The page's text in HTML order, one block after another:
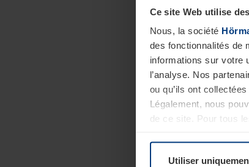
Ce site Web utilise
Nous, la société
des fonctionnalités de
informations sur votre
l’analyse. Nos
ou qu’ils ont
Légalement, nous
de ce site. Pour tous
Utiliser